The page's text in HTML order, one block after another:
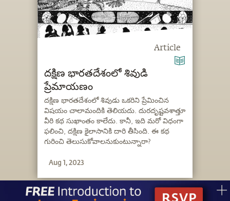
Article
దక్షిణ భారతదేశంలో శివుడి
ప్రేమాయణం
దక్షిణ భారతదేశంలో శివుడు ఒకరిని ప్రేమించిన
విషయం చాలామందికి తెలియదు. దురదృష్టవశాత్తూ
వీరి కథ సుఖాంతం కాలేదు. కానీ, ఇది మరో విధంగా
ఫలించి, దక్షిణ కైలాసానికి దారి తీసింది. ఈ కథ
గురించి తెలుసుకోవాలనుకుంటున్నారా?
Aug 1, 2023